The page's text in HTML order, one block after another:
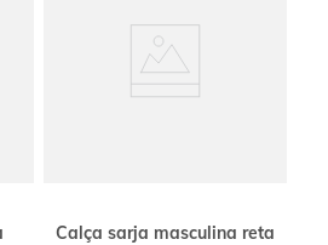
Calça sarja masculina reta